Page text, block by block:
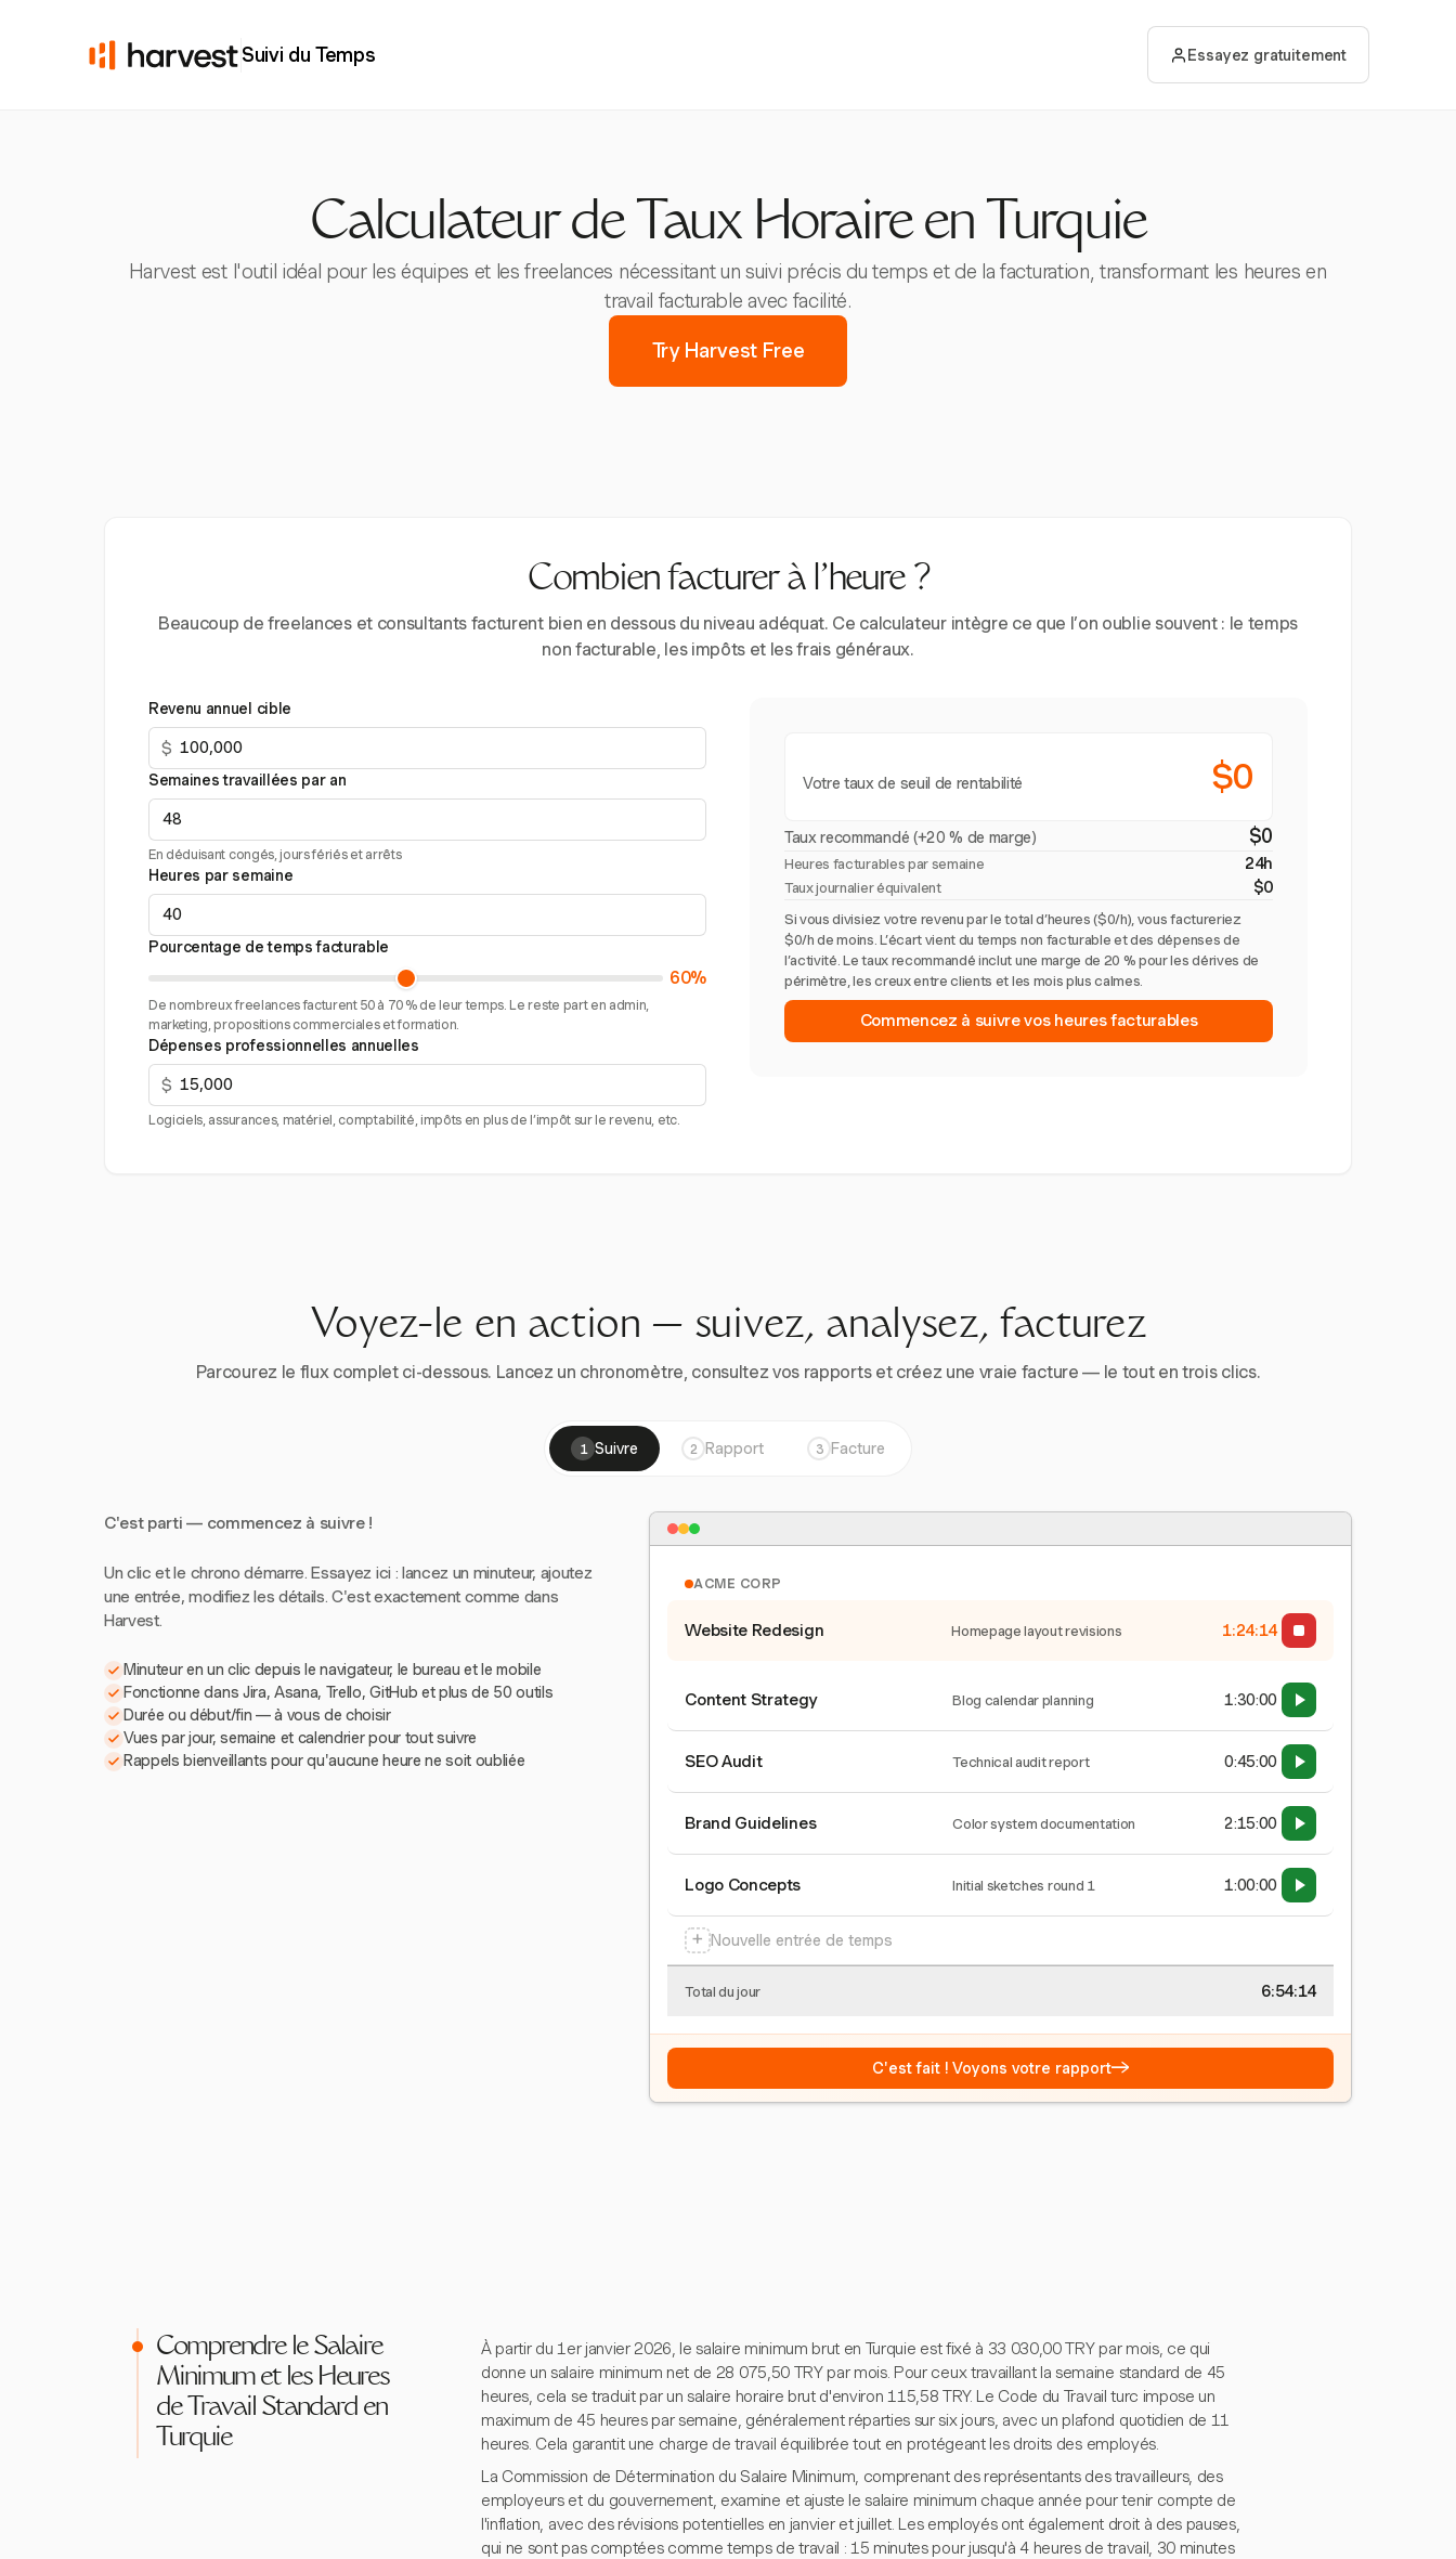
Suivi du Temps Essayez gratuitement
Calculateur de Taux Horaire en Turquie
Harvest est l'outil idéal pour les équipes et les freelances nécessitant un suivi précis du temps et de la facturation, transformant les heures en
travail facturable avec facilité.
Try Harvest Free
Combien facturer à l’heure ?
Beaucoup de freelances et consultants facturent bien en dessous du niveau adéquat. Ce calculateur intègre ce que l’on oublie souvent : le temps
non facturable, les impôts et les frais généraux.
Revenu annuel cible
$
Semaines travaillées par an
En déduisant congés, jours fériés et arrêts
Heures par semaine
Pourcentage de temps facturable
60%
De nombreux freelances facturent 50 à 70 % de leur temps. Le reste part en admin,
marketing, propositions commerciales et formation.
Dépenses professionnelles annuelles
$
Logiciels, assurances, matériel, comptabilité, impôts en plus de l’impôt sur le revenu, etc.
Votre taux de seuil de rentabilité $0
Taux recommandé (+20 % de marge) $0
Heures facturables par semaine 24h
Taux journalier équivalent $0
Si vous divisiez votre revenu par le total d’heures ($0/h), vous factureriez
$0/h de moins. L’écart vient du temps non facturable et des dépenses de
l’activité. Le taux recommandé inclut une marge de 20 % pour les dérives de
périmètre, les creux entre clients et les mois plus calmes.
Commencez à suivre vos heures facturables
Voyez-le en action — suivez, analysez, facturez
Parcourez le flux complet ci-dessous. Lancez un chronomètre, consultez vos rapports et créez une vraie facture — le tout en trois clics.
1 Suivre 2 Rapport 3 Facture
C'est parti — commencez à suivre !
Un clic et le chrono démarre. Essayez ici : lancez un minuteur, ajoutez
une entrée, modifiez les détails. C'est exactement comme dans
Harvest.
Minuteur en un clic depuis le navigateur, le bureau et le mobile
Fonctionne dans Jira, Asana, Trello, GitHub et plus de 50 outils
Durée ou début/fin — à vous de choisir
Vues par jour, semaine et calendrier pour tout suivre
Rappels bienveillants pour qu'aucune heure ne soit oubliée
ACME CORP
Website Redesign Homepage layout revisions 1:24:15
Content Strategy Blog calendar planning 1:30:00
SEO Audit Technical audit report 0:45:00
Brand Guidelines Color system documentation 2:15:00
Logo Concepts Initial sketches round 1 1:00:00
+ Nouvelle entrée de temps
Total du jour 6:54:15
C'est fait ! Voyons votre rapport→
Comprendre le Salaire
Minimum et les Heures
de Travail Standard en
Turquie
À partir du 1er janvier 2026, le salaire minimum brut en Turquie est fixé à 33 030,00 TRY par mois, ce qui
donne un salaire minimum net de 28 075,50 TRY par mois. Pour ceux travaillant la semaine standard de 45
heures, cela se traduit par un salaire horaire brut d'environ 115,58 TRY. Le Code du Travail turc impose un
maximum de 45 heures par semaine, généralement réparties sur six jours, avec un plafond quotidien de 11
heures. Cela garantit une charge de travail équilibrée tout en protégeant les droits des employés.
La Commission de Détermination du Salaire Minimum, comprenant des représentants des travailleurs, des
employeurs et du gouvernement, examine et ajuste le salaire minimum chaque année pour tenir compte de
l'inflation, avec des révisions potentielles en janvier et juillet. Les employés ont également droit à des pauses,
qui ne sont pas comptées comme temps de travail : 15 minutes pour jusqu'à 4 heures de travail, 30 minutes